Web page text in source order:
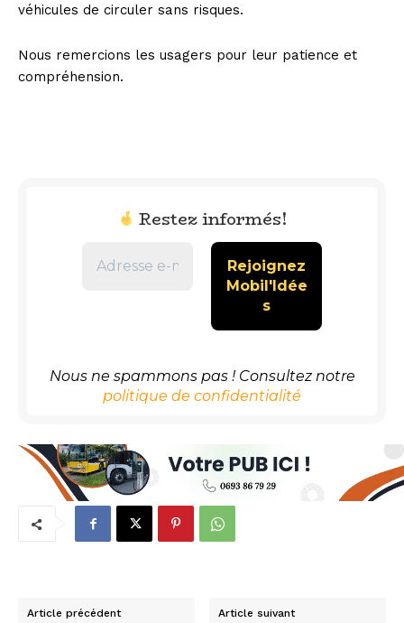
véhicules de circuler sans risques.
Nous remercions les usagers pour leur patience et
compréhension.
Restez informés!
Nous ne spammons pas ! Consultez notre
politique de confidentialité
Article précédent Article suivant